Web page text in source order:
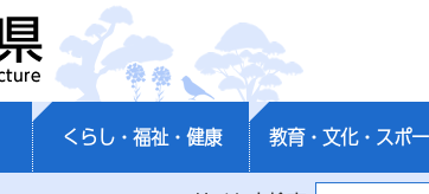
千葉県
くらし・福祉・健康 教育・文化・スポ